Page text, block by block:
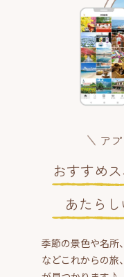
ア
おすすめ
あたら
季節の景色や名所
などこれからの旅